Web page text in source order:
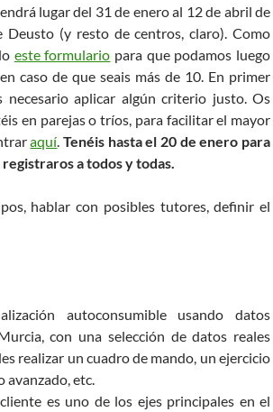
lugar del 31 de enero al 12 de abril de
(y resto de centros, claro). Como
este formulario para que podamos luego
caso de que seais más de 10. En primer
aplicar algún criterio justo. Os
en parejas o tríos, para facilitar el mayor
aquí.Tenéis hasta el 20 de enero para
a todos y todas.
hablar con posibles tutores, definir el
autoconsumible usando datos
con una selección de datos reales
realizar un cuadro de mando, un ejercicio
avanzado, etc.
es uno de los ejes principales en el